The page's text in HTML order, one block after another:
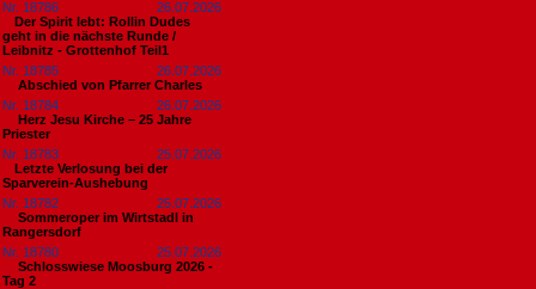
Nr. 18786
26.07.2026
​Der Spirit lebt: Rollin Dudes
geht in die nächste Runde /
Leibnitz - Grottenhof Teil1
Nr. 18785
26.07.2026
Abschied von Pfarrer Charles
Nr. 18784
26.07.2026
Herz Jesu Kirche – 25 Jahre
Priester
Nr. 18783
25.07.2026
​Letzte Verlosung bei der
Sparverein-Aushebung
Nr. 18782
25.07.2026
Sommeroper im Wirtstadl in
Rangersdorf
Nr. 18780
25.07.2026
Schlosswiese Moosburg 2026 -
Tag 2